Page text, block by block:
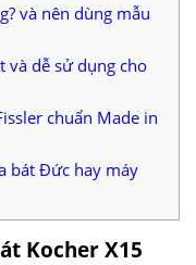
và nên dùng mẫu
và dễ sử dụng cho
chuẩn Made in
bát Đức hay máy
Kocher X15